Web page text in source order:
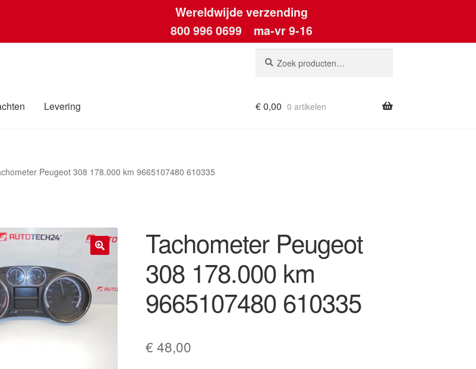
Wereldwijde verzending
800 996 0699 ma-vr 9-16
naar:
Levering €0,00 0 artikelen
Peugeot 308 178.000 km 9665107480 610335
Tachometer Peugeot
308 178.000 km
9665107480 610335
€ 48,00